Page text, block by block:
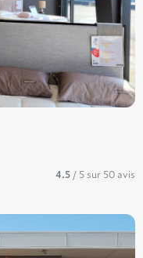
4.5 / 5 sur 50 avis